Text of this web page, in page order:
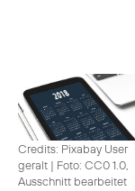
Credits: Pixabay User
geralt | Foto: CC0 1.0,
Ausschnitt bearbeitet